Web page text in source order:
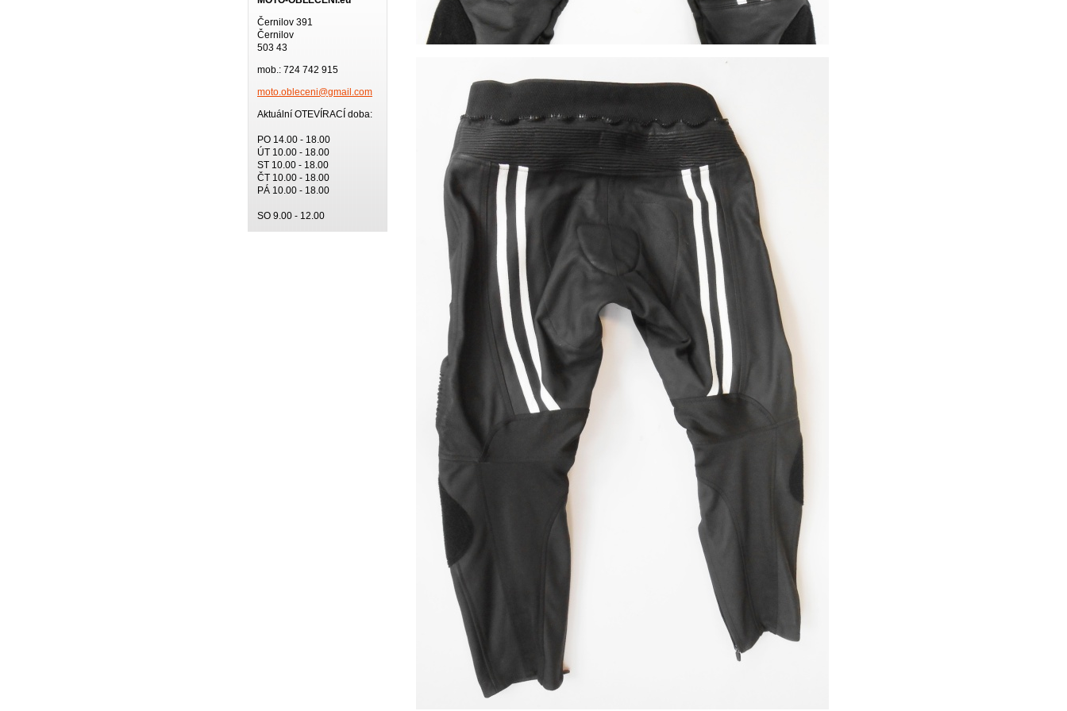
Černilov 391
Černilov
503 43
mob.: 724 742 915
moto.obl eceni@gmail.com
Aktuální OTEVÍRACÍ doba:
PO 14.00 - 18.00
ÚT 10.00 - 18.00
ST 10.00 - 18.00
ČT 10.00 - 18.00
PÁ 10.00 - 18.00
SO 9.00 - 12.00